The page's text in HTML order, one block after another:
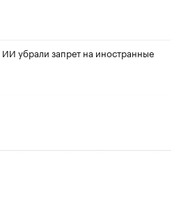
убрали запрет на иностранные